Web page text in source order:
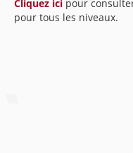
Cliquez ici pour
pour tous les niveaux.